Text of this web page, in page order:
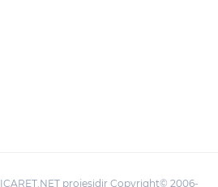
projesidir Copyright© 2006-